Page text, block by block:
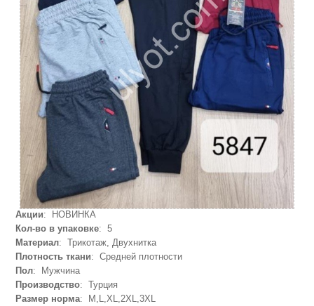
Акции: НОВИНКА
Кол-во в упаковке: 5
Материал: Трикотаж, Двухнитка
Плотность ткани: Средней плотности
Пол: Мужчина
Производство: Турция
Размер норма: M,L,XL,2XL,3XL